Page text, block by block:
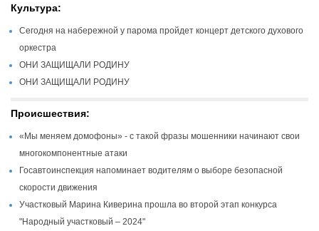
Культура:
Сегодня на набережной у парома пройдет концерт детского духового
оркестра
ОНИ ЗАЩИЩАЛИ РОДИНУ
ОНИ ЗАЩИЩАЛИ РОДИНУ
Происшествия:
«Мы меняем домофоны» - с такой фразы мошенники начинают свои
многокомпонентные атаки
Госавтоинспекция напоминает водителям о выборе безопасной
скорости движения
Участковый Марина Киверина прошла во второй этап конкурса
"Народный участковый – 2024"